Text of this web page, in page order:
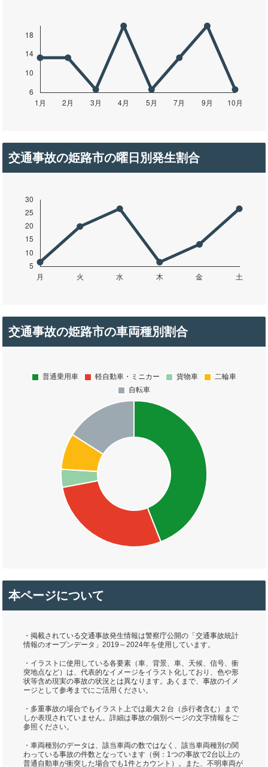
交通事故の姫路市の曜日別発生割合
交通事故の姫路市の車両種別割合
本ページについて
・掲載されている交通事故発生情報は警察庁公開の「交通事故統計
情報のオープンデータ」2019～2024年を使用しています。
・イラストに使用している各要素（車、背景、車、天候、信号、衝
突地点など）は、代表的なイメージをイラスト化しており、色や形
状等含め現実の事故の状況とは異なります。あくまで、事故のイメ
ージとして参考までにご活用ください。
・多重事故の場合でもイラスト上では最大２台（歩行者含む）まで
しか表現されていません。詳細は事故の個別ページの文字情報をご
参照ください。
・車両種別のデータは、該当車両の数ではなく、該当車両種別の関
わっている事故の件数となっています（例：1つの事故で2台以上の
普通自動車が衝突した場合でも1件とカウント）。また、不明車両が